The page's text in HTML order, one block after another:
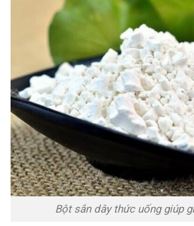
Bột sắn dây thức uống giúp